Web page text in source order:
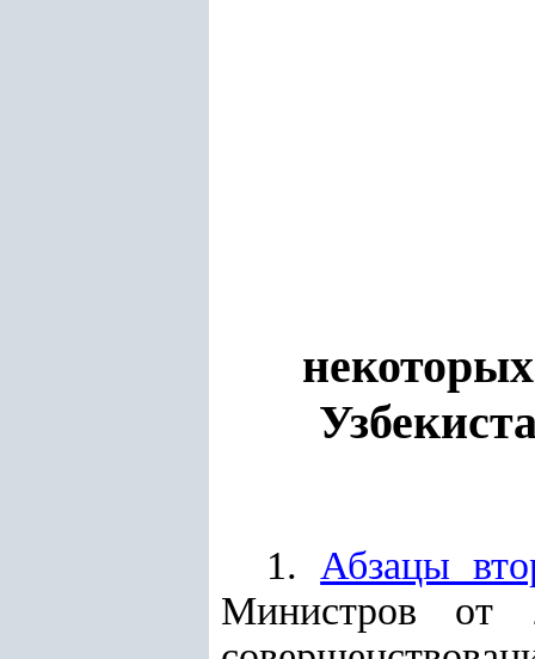
1. Абзацы
Министров